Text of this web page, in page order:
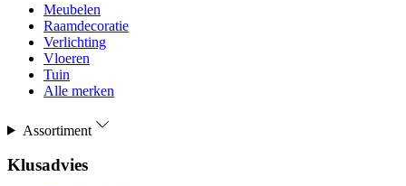
Meubelen
Raamdecoratie
Verlichting
Vloeren
Tuin
Alle merken
Assortiment
Klusadvies